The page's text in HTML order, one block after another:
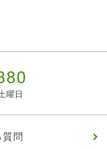
曜日
問